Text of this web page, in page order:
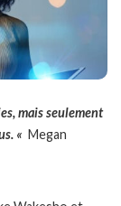
mais seulement
« Megan